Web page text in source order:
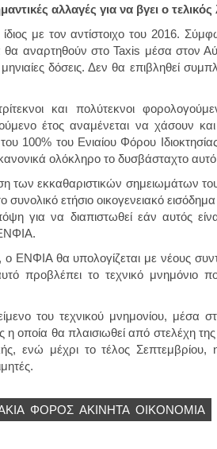
αλλαγές για να βγει ο
με τον αντίστοιχο του 2016.
θα αναρτηθούν στο Taxis μέσα στον
δόσεις. Δεν θα επιβληθεί
και πολύτεκνοι
έτος αναμένεται να χάσουν
100% του Ενιαίου Φόρου
ολόκληρο το δυσβάσταχτο
των εκκαθαριστικών σημειωμάτων
συνολικό ετήσιο οικογενειακό
για να διαπιστωθεί εάν αυτός
ΕΝΦΙΑ θα υπολογίζεται με νέους
προβλέπει το τεχνικό μνημόνιο
του τεχνικού μνημονίου, μέσα
η οποία θα πλαισιωθεί από στελέχη
ενώ μέχρι το τέλος
ΦΌΡΟΣ ΑΚΊΝΗΤΑ ΟΙΚΟΝΟΜΙΑ